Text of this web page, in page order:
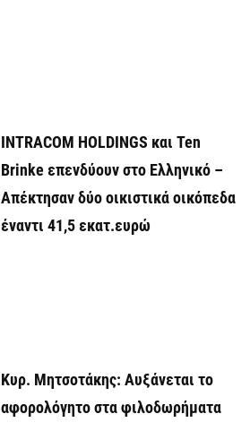
INTRACOM HOLDINGS και Ten
Brinke επενδύουν στο Ελληνικό –
Απέκτησαν δύο οικιστικά οικόπεδα
έναντι 41,5 εκατ.ευρώ
Κυρ. Μητσοτάκης: Αυξάνεται το
αφορολόγητο στα φιλοδωρήματα